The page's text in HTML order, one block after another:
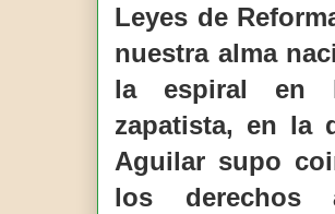
Leyes de
nuestra alma
la espiral en
zapatista, en la
Aguilar supo
los derechos